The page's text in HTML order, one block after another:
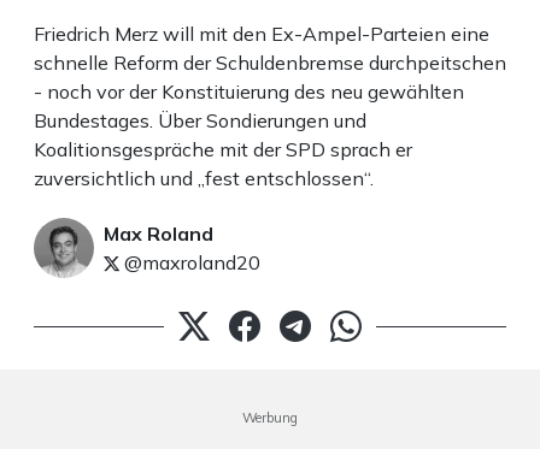
Friedrich Merz will mit den Ex-Ampel-Parteien eine
schnelle Reform der Schuldenbremse durchpeitschen
- noch vor der Konstituierung des neu gewählten
Bundestages. Über Sondierungen und
Koalitionsgespräche mit der SPD sprach er
zuversichtlich und „fest entschlossen“.
Max Roland
@maxroland20
Werbung